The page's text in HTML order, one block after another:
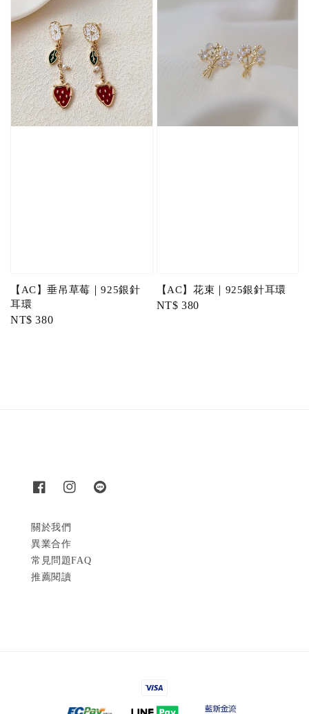
【AC】垂吊草莓｜925銀針
耳環
Regular
NT$ 380
【AC】花束｜925銀針耳環
Regular
NT$ 380
關於我們
異業合作
常見問題FAQ
推薦閱讀